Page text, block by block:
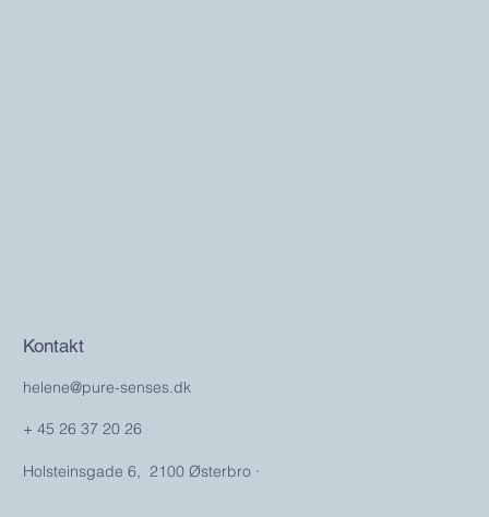
Kontakt
helene@pure-senses.dk
+ 45 26 37 20 26
Holsteinsgade 6, 2100 Østerbro ·